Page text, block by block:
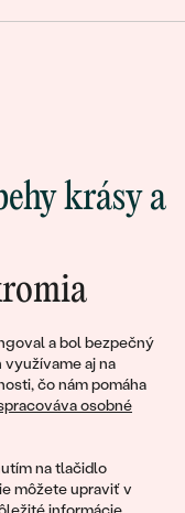
a bol bezpečný
využívame aj na
čo nám pomáha
osobné
na tlačidlo
môžete upraviť v
krásy a